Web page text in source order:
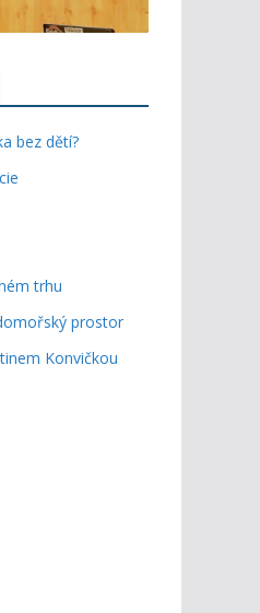
bez dětí?
trhu
prostor
Konvičkou